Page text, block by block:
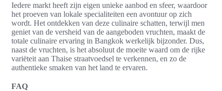
Iedere markt heeft zijn eigen unieke aanbod en sfeer, waardoor
het proeven van lokale specialiteiten een avontuur op zich
wordt. Het ontdekken van deze culinaire schatten, terwijl men
geniet van de versheid van de aangeboden vruchten, maakt de
totale culinaire ervaring in Bangkok werkelijk bijzonder. Dus,
naast de vruchten, is het absoluut de moeite waard om de rijke
variëteit aan Thaise straatvoedsel te verkennen, en zo de
authentieke smaken van het land te ervaren.
FAQ